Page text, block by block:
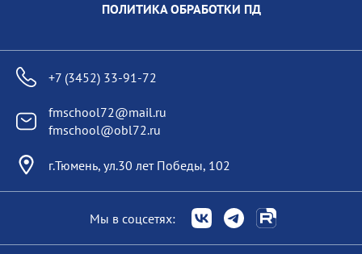
ПОЛИТИКА ОБРАБОТКИ ПД
+7 (3452) 33-91-72
fmschool72@mail.ru
fmschool@obl72.ru
г.Тюмень, ул.30 лет Победы, 102
Мы в соцсетях: